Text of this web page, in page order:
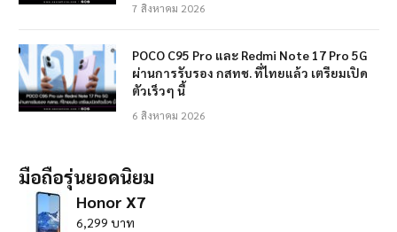
7 สิงหาคม 2026
POCO C95 Pro และ Redmi Note 17 Pro 5G
ผ่านการรับรอง กสทช. ที่ไทยแล้ว เตรียมเปิด
ตัวเร็วๆ นี้
6 สิงหาคม 2026
มือถือรุ่นยอดนิยม
Honor X7
6,299 บาท